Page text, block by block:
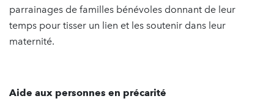
parrainages de familles bénévoles donnant de leur
temps pour tisser un lien et les soutenir dans leur
maternité.
Aide aux personnes en précarité